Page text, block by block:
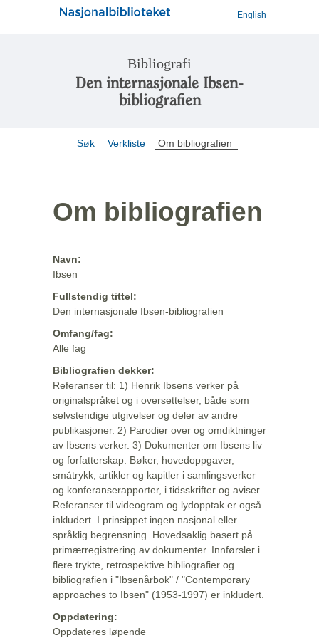
English
Bibliografi
Den internasjonale Ibsen-
bibliografien
Søk Verkliste Om bibliografien
Om bibliografien
Navn:
Ibsen
Fullstendig tittel:
Den internasjonale Ibsen-bibliografien
Omfang/fag:
Alle fag
Bibliografien dekker:
Referanser til: 1) Henrik Ibsens verker på
originalspråket og i oversettelser, både som
selvstendige utgivelser og deler av andre
publikasjoner. 2) Parodier over og omdiktninger
av Ibsens verker. 3) Dokumenter om Ibsens liv
og forfatterskap: Bøker, hovedoppgaver,
småtrykk, artikler og kapitler i samlingsverker
og konferanserapporter, i tidsskrifter og aviser.
Referanser til videogram og lydopptak er også
inkludert. I prinsippet ingen nasjonal eller
språklig begrensning. Hovedsaklig basert på
primærregistrering av dokumenter. Innførsler i
flere trykte, retrospektive bibliografier og
bibliografien i "Ibsenårbok" / "Contemporary
approaches to Ibsen" (1953-1997) er inkludert.
Oppdatering:
Oppdateres løpende